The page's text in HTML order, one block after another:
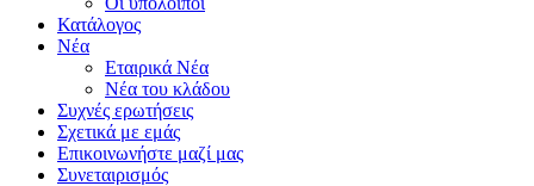
Κατάλογος
Νέα
Εταιρικά Νέα
Νέα του κλάδου
Συχνές ερωτήσεις
Σχετικά με εμάς
Επικοινωνήστε μαζί μας
Συνεταιρισμός